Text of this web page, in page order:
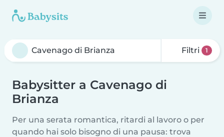
Filtri 1
Babysitter a Cavenago di
Brianza
Per una serata romantica, ritardi al lavoro o per
quando hai solo bisogno di una pausa: trova